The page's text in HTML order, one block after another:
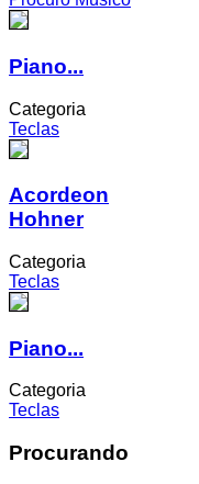
Piano...
Categoria
Teclas
Acordeon
Hohner
Categoria
Teclas
Piano...
Categoria
Teclas
Procurando